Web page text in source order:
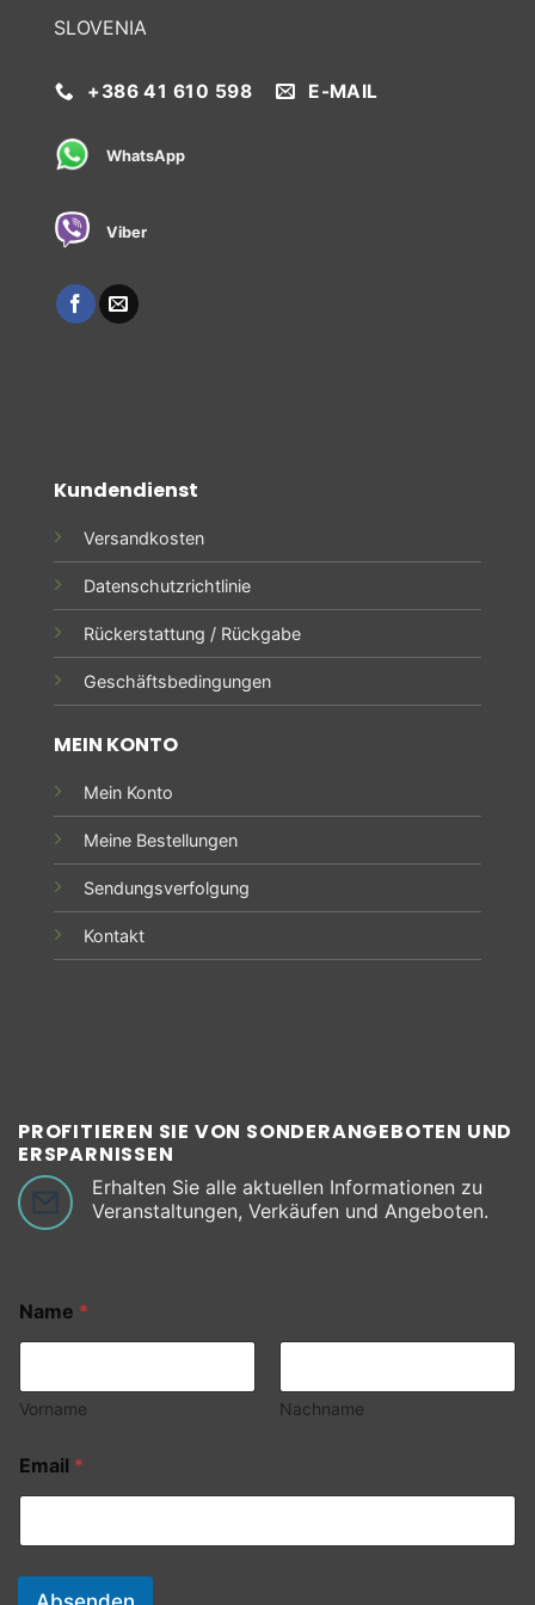
SLOVENIA
+386 41 610 598 E-MAIL
WhatsApp
Viber
Kundendienst
Versandkosten
Datenschutzrichtlinie
Rückerstattung / Rückgabe
Geschäftsbedingungen
MEIN KONTO
Mein Konto
Meine Bestellungen
Sendungsverfolgung
Kontakt
PROFITIEREN SIE VON SONDERANGEBOTEN UND
ERSPARNISSEN
Erhalten Sie alle aktuellen Informationen zu
Veranstaltungen, Verkäufen und Angeboten.
Name *
Vorname Nachname
Email *